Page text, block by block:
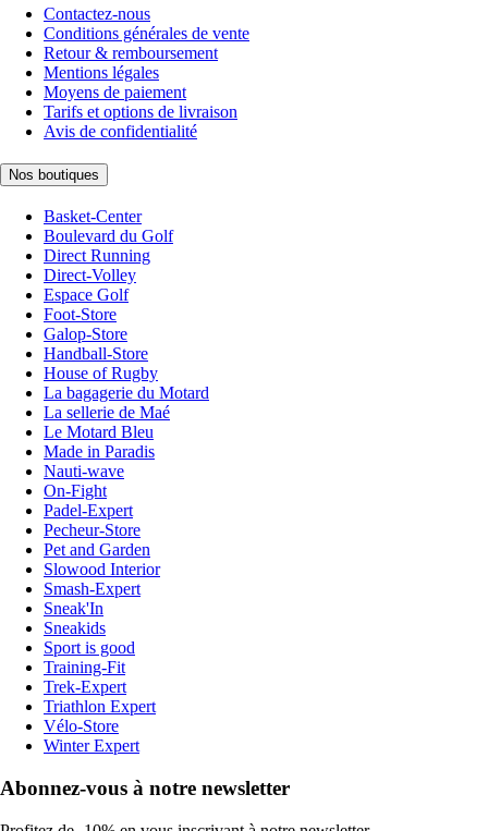
Contactez-nous
Conditions générales de vente
Retour & remboursement
Mentions légales
Moyens de paiement
Tarifs et options de livraison
Avis de confidentialité
Nos boutiques
Basket-Center
Boulevard du Golf
Direct Running
Direct-Volley
Espace Golf
Foot-Store
Galop-Store
Handball-Store
House of Rugby
La bagagerie du Motard
La sellerie de Maé
Le Motard Bleu
Made in Paradis
Nauti-wave
On-Fight
Padel-Expert
Pecheur-Store
Pet and Garden
Slowood Interior
Smash-Expert
Sneak'In
Sneakids
Sport is good
Training-Fit
Trek-Expert
Triathlon Expert
Vélo-Store
Winter Expert
Abonnez-vous à notre newsletter